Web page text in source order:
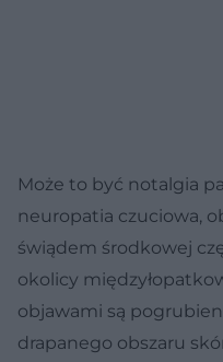
Może to być notalgia
neuropatia czuciowa,
świądem środkowej
okolicy
objawami są
drapanego obszaru